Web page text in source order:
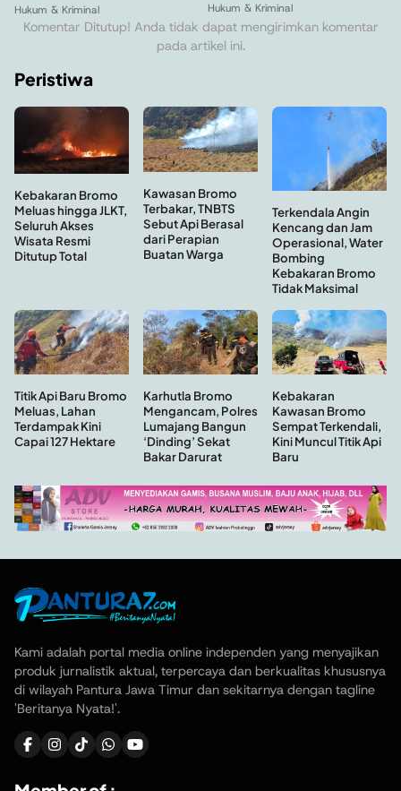
Hukum & Kriminal Hukum & Kriminal
Komentar Ditutup! Anda tidak dapat mengirimkan komentar
pada artikel ini.
Peristiwa
Kebakaran Bromo
Meluas hingga JLKT,
Seluruh Akses
Wisata Resmi
Ditutup Total
Kawasan Bromo
Terbakar, TNBTS
Sebut Api Berasal
dari Perapian
Buatan Warga
Terkendala Angin
Kencang dan Jam
Operasional, Water
Bombing
Kebakaran Bromo
Tidak Maksimal
Titik Api Baru Bromo
Meluas, Lahan
Terdampak Kini
Capai 127 Hektare
Karhutla Bromo
Mengancam, Polres
Lumajang Bangun
‘Dinding’ Sekat
Bakar Darurat
Kebakaran
Kawasan Bromo
Sempat Terkendali,
Kini Muncul Titik Api
Baru
Kami adalah portal media online independen yang menyajikan
produk jurnalistik aktual, terpercaya dan berkualitas khususnya
di wilayah Pantura Jawa Timur dan sekitarnya dengan tagline
'Beritanya Nyata!'.